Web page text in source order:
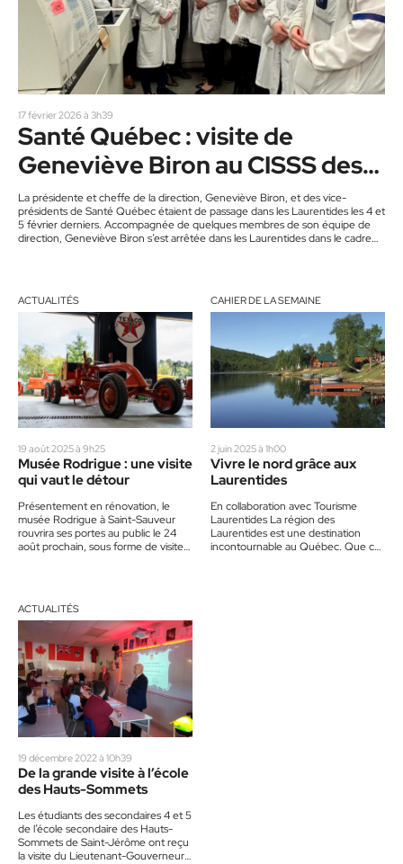
17 février 2026 à 3h39
Santé Québec : visite de
Geneviève Biron au CISSS des
Laurentides
La présidente et cheffe de la direction, Geneviève Biron, et des vice-
présidents de Santé Québec étaient de passage dans les Laurentides les 4 et
5 février derniers. Accompagnée de quelques membres de son équipe de
direction, Geneviève Biron s’est arrêtée dans les Laurentides dans le cadre
ACTUALITÉS
19 août 2025 à 9h25
Musée Rodrigue : une visite
qui vaut le détour
Présentement en rénovation, le
musée Rodrigue à Saint-Sauveur
rouvrira ses portes au public le 24
août prochain, sous forme de visites
CAHIER DE LA SEMAINE
2 juin 2025 à 1h00
Vivre le nord grâce aux
Laurentides
En collaboration avec Tourisme
Laurentides La région des
Laurentides est une destination
incontournable au Québec. Que ce
ACTUALITÉS
19 décembre 2022 à 10h39
De la grande visite à l’école
des Hauts-Sommets
Les étudiants des secondaires 4 et 5
de l’école secondaire des Hauts-
Sommets de Saint-Jérôme ont reçu
la visite du Lieutenant-Gouverneur